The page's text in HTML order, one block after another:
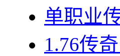
单职业
1.76传奇